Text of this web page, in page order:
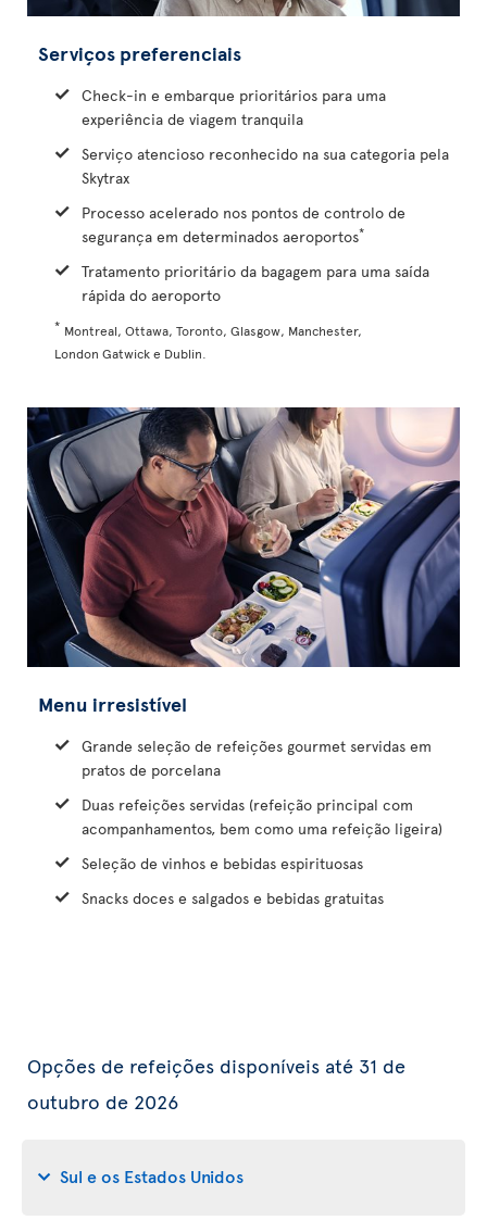
Serviços preferenciais
Check-in e embarque prioritários para uma
experiência de viagem tranquila
Serviço atencioso reconhecido na sua categoria pela
Skytrax
Processo acelerado nos pontos de controlo de
segurança em determinados aeroportos*
Tratamento prioritário da bagagem para uma saída
rápida do aeroporto
* Montreal, Ottawa, Toronto, Glasgow, Manchester,
London Gatwick e Dublin.
Menu irresistível
Grande seleção de refeições gourmet servidas em
pratos de porcelana
Duas refeições servidas (refeição principal com
acompanhamentos, bem como uma refeição ligeira)
Seleção de vinhos e bebidas espirituosas
Snacks doces e salgados e bebidas gratuitas
Opções de refeições disponíveis até 31 de
outubro de 2026
Sul e os Estados Unidos